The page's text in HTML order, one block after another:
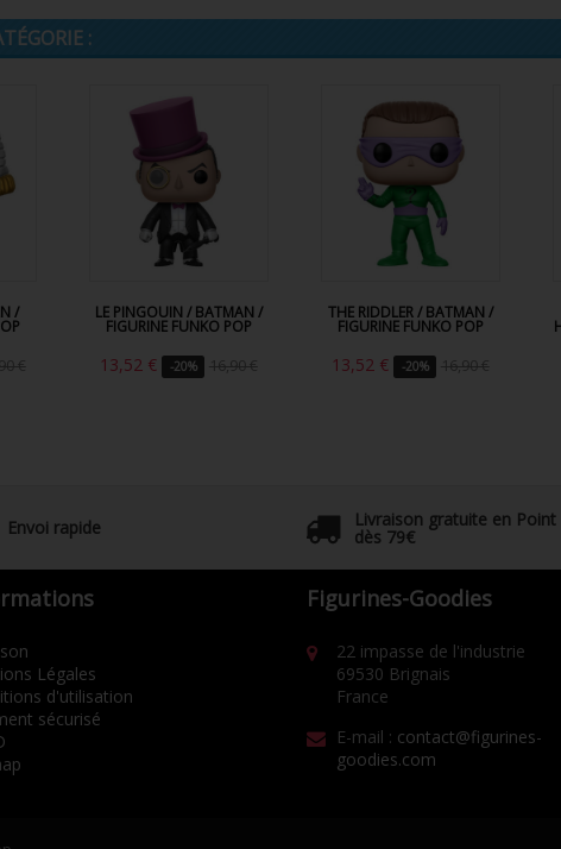
:
/
€
LE PINGOUIN / BATMAN /
FIGURINE FUNKO POP
13,52 € -20% 16,90 €
THE RIDDLER / BATMAN /
FIGURINE FUNKO POP
13,52 € -20% 16,90 €
Envoi rapide Livraison gratuite en Point
dès 79€
Légales
d'utilisation
sécurisé
Figurines-Goodies
22 impasse de l'industrie
69530 Brignais
France
E-mail : contact@figurines-
goodies.com